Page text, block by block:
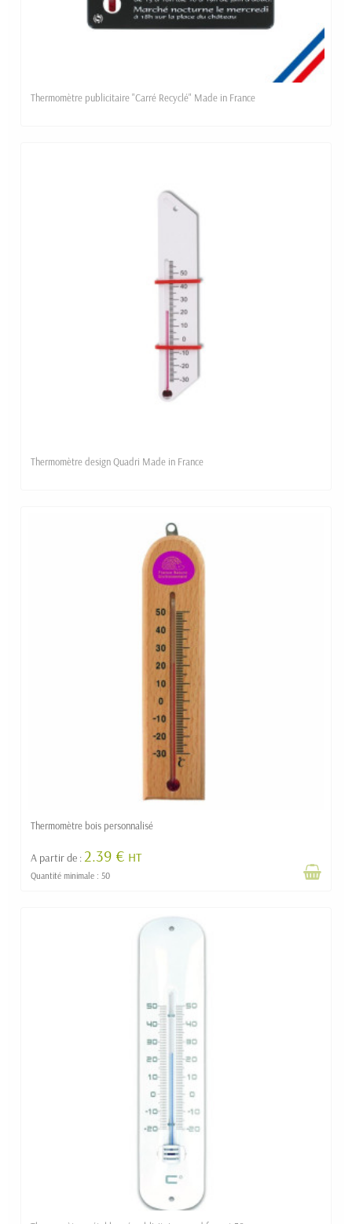
Thermomètre publicitaire "Carré Recyclé" Made in France
Thermomètre design Quadri Made in France
Thermomètre bois personnalisé
A partir de : 2.39 € HT
Quantité minimale : 50